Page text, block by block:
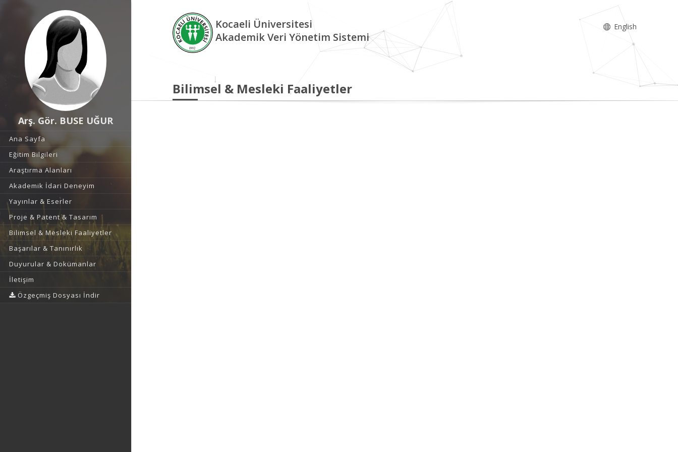
Arş. Gör. BUSE UĞUR
Ana Sayfa
Eğitim Bilgileri
Araştırma Alanları
Akademik İdari Deneyim
Yayınlar & Eserler
Proje & Patent & Tasarım
Bilimsel & Mesleki Faaliyetler
Başarılar & Tanınırlık
Duyurular & Dokümanlar
İletişim
Özgeçmiş Dosyası İndir
Kocaeli Üniversitesi
Akademik Veri Yönetim Sistemi
English
Bilimsel & Mesleki Faaliyetler